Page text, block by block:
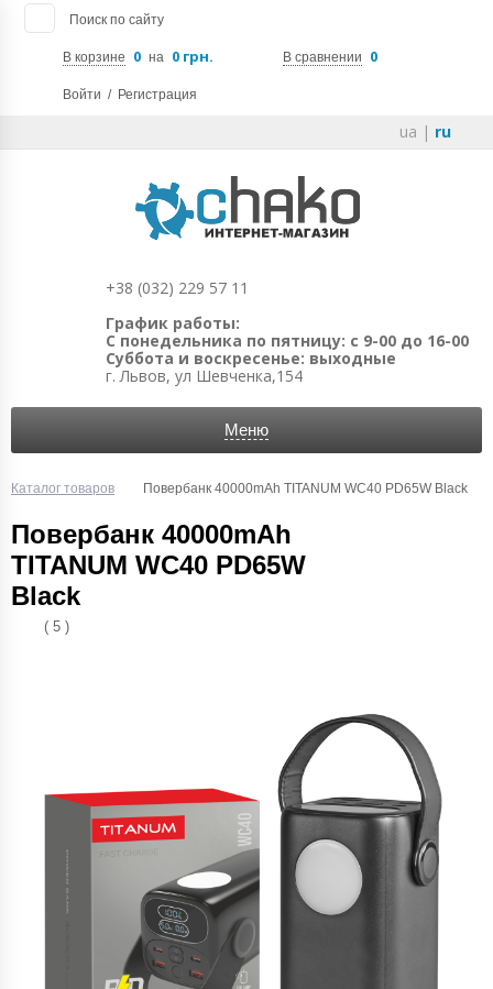
Поиск по сайту
В корзине 0 на 0 грн. В сравнении 0
Войти / Регистрация
ua | ru
+38 (032) 229 57 11
График работы:
С понедельника по пятницу: с 9-00 до 16-00
Суббота и воскресенье: выходные
г. Львов, ул Шевченка,154
Меню
Каталог товаров Повербанк 40000mAh TITANUM WC40 PD65W Black
Повербанк 40000mAh
TITANUM WC40 PD65W
Black
( 5 )